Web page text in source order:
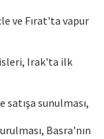
ve Fırat'ta vapur
Irak'ta ilk
sunulması,
Basra'nın